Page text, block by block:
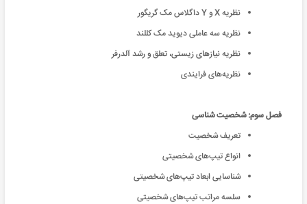
نظریه X و Y داگلاس مک گریگور
نظریه سه عاملی دیوید مک کللند
نظریه نیازهای زیستی، تعلق و رشد آلدرفر
نظریه‌های فرایندی
فصل سوم: شخصیت شناسی
تعریف شخصیت
انواع تیپ‌های شخصیتی
شناسایی ابعاد تیپ‌های شخصیتی
سلسه مراتب تیپ‌های شخصیتی